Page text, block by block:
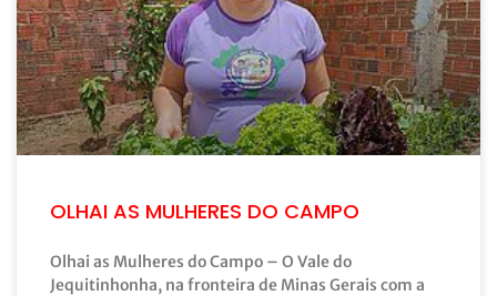
OLHAI AS MULHERES DO CAMPO
Olhai as Mulheres do Campo – O Vale do
Jequitinhonha, na fronteira de Minas Gerais com a